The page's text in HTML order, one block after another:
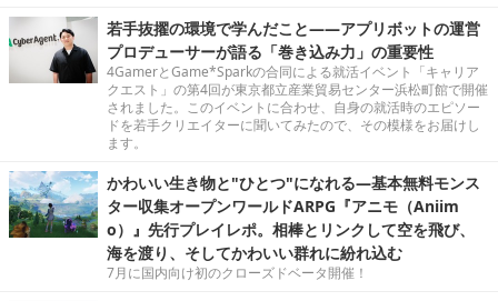
若手抜擢の環境で学んだこと――アプリボットの運営
プロデューサーが語る「巻き込み力」の重要性
4GamerとGame*Sparkの合同による就活イベント「キャリア
クエスト」の第4回が東京都立産業貿易センター浜松町館で開催
されました。このイベントに合わせ、自身の就活時のエピソー
ドを若手クリエイターに聞いてみたので、その模様をお届けし
ます。
かわいい生き物と"ひとつ"になれる―基本無料モンス
ター収集オープンワールドARPG『アニモ（Aniim
o）』先行プレイレポ。相棒とリンクして空を飛び、
海を渡り、そしてかわいい群れに紛れ込む
7月に国内向け初のクローズドベータ開催！